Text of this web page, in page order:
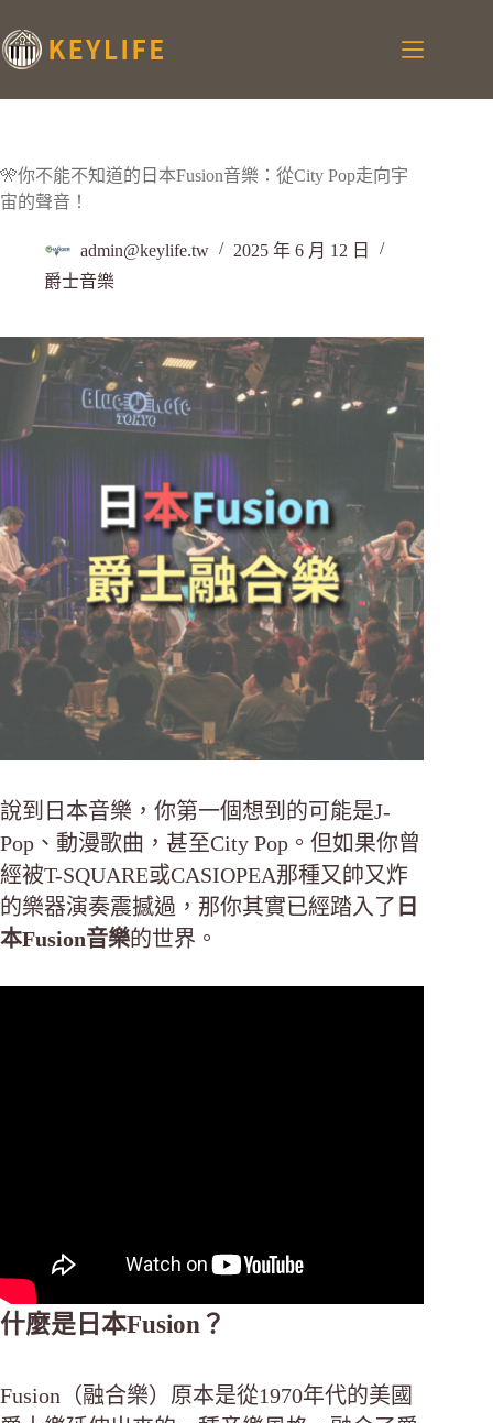
🎌你不能不知道的日本Fusion音樂：從City Pop走向宇
宙的聲音！
admin@keylife.tw
2025 年 6 月 12 日
爵士音樂
說到日本音樂，你第一個想到的可能是J-
Pop、動漫歌曲，甚至City Pop。但如果你曾
經被T-SQUARE或CASIOPEA那種又帥又炸
的樂器演奏震撼過，那你其實已經踏入了 日
本Fusion音樂的世界。
什麼是日本Fusion？
Fusion（融合樂）原本是從1970年代的美國